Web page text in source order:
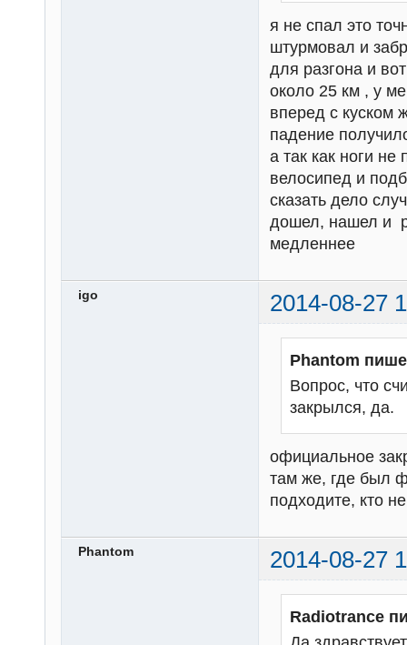
я не спал это
штурмовал и
для разгона и
около 25 км , у
вперед с куском
падение
а так как ноги
велосипед и
сказать дело
дошел, нашел и
медленнее
igo 2014-08-27
Phantom
Вопрос, что
закрылся, да.
официальное
там же, где был
подходите, кто
Phantom 2014-08-27
Radiotrance